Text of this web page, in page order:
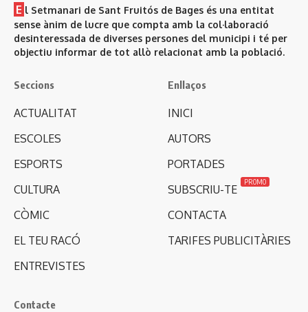
E l Setmanari de Sant Fruitós de Bages és una entitat
sense ànim de lucre que compta amb la col·laboració
desinteressada de diverses persones del municipi i té per
objectiu informar de tot allò relacionat amb la població.
Seccions
ACTUALITAT
ESCOLES
ESPORTS
CULTURA
CÒMIC
EL TEU RACÓ
ENTREVISTES
Enllaços
INICI
AUTORS
PORTADES
SUBSCRIU-TE
PROMO
CONTACTA
TARIFES PUBLICITÀRIES
Contacte